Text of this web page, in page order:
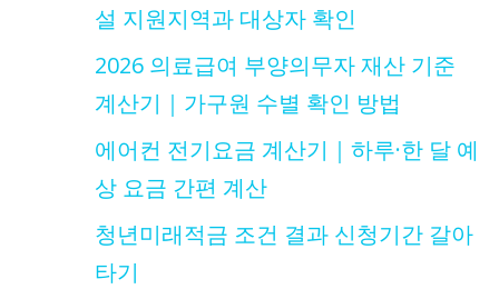
설 지원지역과 대상자 확인
2026 의료급여 부양의무자 재산 기준
계산기｜가구원 수별 확인 방법
에어컨 전기요금 계산기｜하루·한 달 예
상 요금 간편 계산
청년미래적금 조건 결과 신청기간 갈아
타기